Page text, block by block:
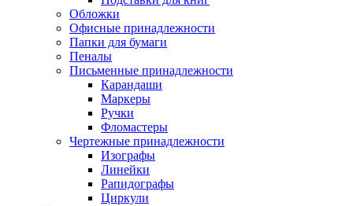
Обложки
Офисные принадлежности
Папки для бумаги
Пеналы
Письменные принадлежности
Карандаши
Маркеры
Ручки
Фломастеры
Чертежные принадлежности
Изографы
Линейки
Рапидографы
Циркули